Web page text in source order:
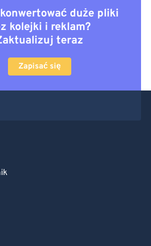
duże pliki
kolejki i reklam?
teraz
Zapisać się